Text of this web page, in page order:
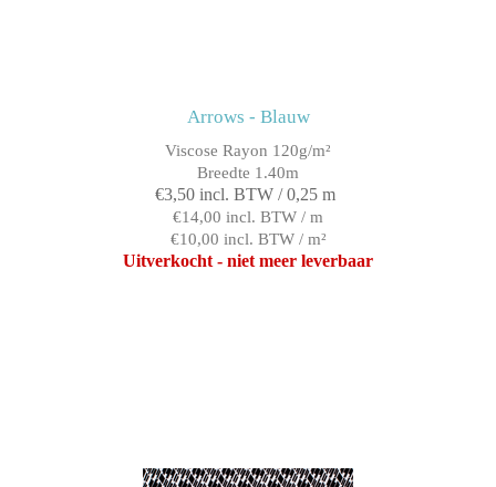
Arrows - Blauw
Viscose Rayon 120g/m²
Breedte 1.40m
€3,50 incl. BTW / 0,25 m
€14,00 incl. BTW / m
€10,00 incl. BTW / m²
Uitverkocht - niet meer leverbaar